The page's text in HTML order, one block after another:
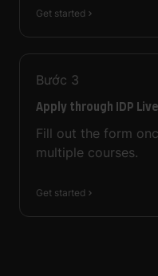
Get started
Bước 3
Apply through IDP Live
Fill out the form
multiple courses.
Get started